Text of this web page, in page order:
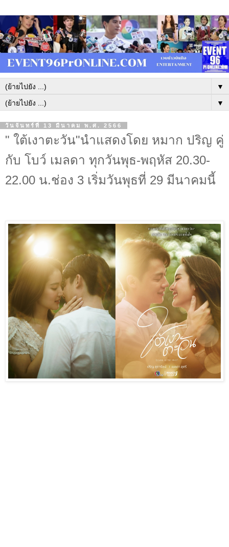
▼
▼
วันจันทร์ที่ 13 มีนาคม พ.ศ. 2566
" ใต้เงาตะวัน"นำแสดงโดย หมาก ปริญ คู่
กับ โบว์ เมลดา ทุกวันพุธ-พฤหัส 20.30-
22.00 น.ช่อง 3 เริ่มวันพุธที่ 29 มีนาคมนี้